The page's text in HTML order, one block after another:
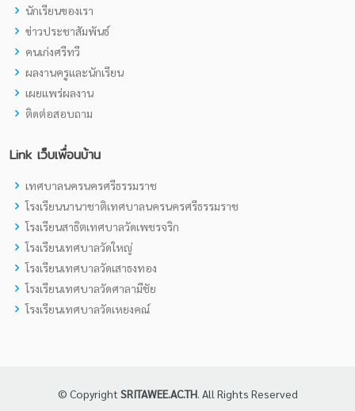
นักเรียนของเรา
ข่าวประชาสัมพันธ์
คนเก่งศรีทวี
ผลงานครูและนักเรียน
เผยแพร่ผลงาน
ติดต่อสอบถาม
Link เว็บเพื่อนบ้าน
เทศบาลนครนครศรีธรรมราช
โรงเรียนนานาชาติเทศบาลนครนครศรีธรรมราช
โรงเรียนสาธิตเทศบาลวัดเพชรจริก
โรงเรียนเทศบาลวัดใหญ่
โรงเรียนเทศบาลวัดเสาธงทอง
โรงเรียนเทศบาลวัดศาลามีชัย
โรงเรียนเทศบาลวัดเหยงคณ์
© Copyright SRITAWEE.AC.TH. All Rights Reserved